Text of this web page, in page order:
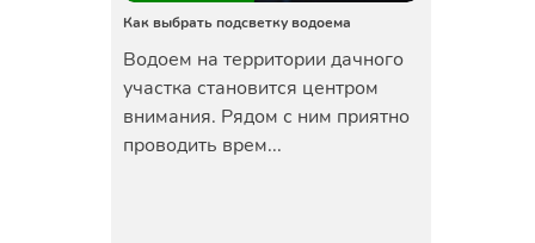
Как выбрать подсветку водоема
Водоем на территории дачного
участка становится центром
внимания. Рядом с ним приятно
проводить врем...